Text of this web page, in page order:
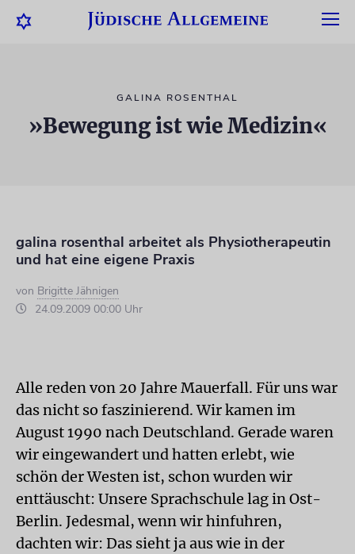
GALINA ROSENTHAL
»Bewegung ist wie Medizin«
galina rosenthal arbeitet als Physiotherapeutin
und hat eine eigene Praxis
von Brigitte Jähnigen
24.09.2009 00:00 Uhr
Alle reden von 20 Jahre Mauerfall. Für uns war
das nicht so faszinierend. Wir kamen im
August 1990 nach Deutschland. Gerade waren
wir eingewandert und hatten erlebt, wie
schön der Westen ist, schon wurden wir
enttäuscht: Unsere Sprachschule lag in Ost-
Berlin. Jedesmal, wenn wir hinfuhren,
dachten wir: Das sieht ja aus wie in der